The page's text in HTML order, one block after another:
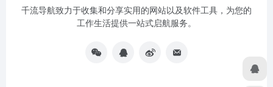
千流导航致力于收集和分享实用的网站以及软件工具，为您的
工作生活提供一站式启航服务。